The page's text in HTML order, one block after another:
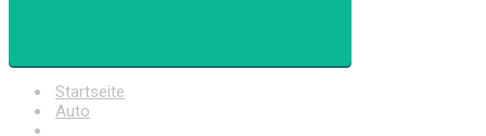
Startseite
Auto